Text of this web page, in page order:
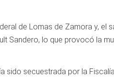
de Lomas de Zamora y, el
Sandero, lo que provocó la
secuestrada por la